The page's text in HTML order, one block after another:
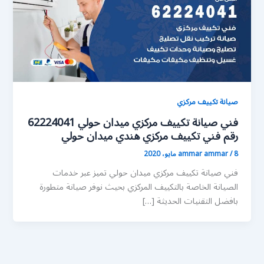
صيانة تكييف مركزي
فني صيانة تكييف مركزي ميدان حولي 62224041
رقم فني تكييف مركزي هندي ميدان حولي
ammar ammar/8 مايو، 2020
فني صيانة تكييف مركزي ميدان حولي تميز عبر خدمات
الصيانة الخاصة بالتكييف المركزي بحيث نوفر صيانة متطورة
بافضل التقنيات الحديثة […]